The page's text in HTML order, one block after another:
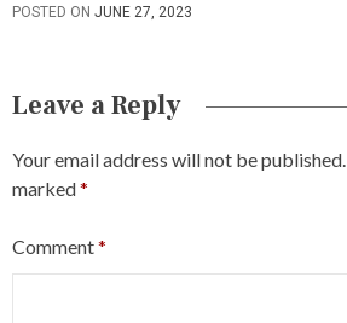
POSTED ON JUNE 27, 2023
Leave a Reply
Your email address will not be published.
marked*
Comment*